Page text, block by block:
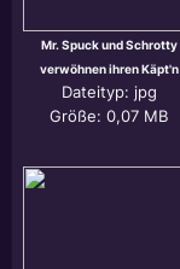
Mr. Spuck und Schrotty
verwöhnen ihren Käpt'n
Dateityp: jpg
Größe: 0,07 MB